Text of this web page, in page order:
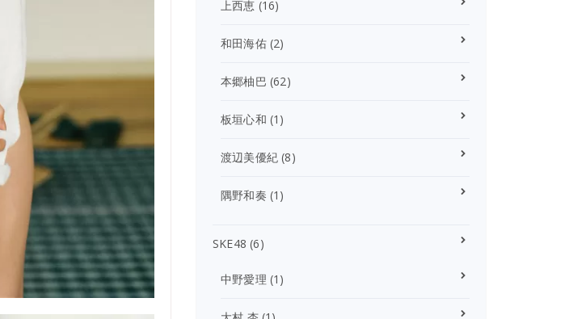
上西恵 (16)
和田海佑(2)
本郷柚巴 (62)
板垣心和 (1)
渡辺美優紀 (8)
隅野和奏 (1)
SKE48 (6)
中野愛理 (1)